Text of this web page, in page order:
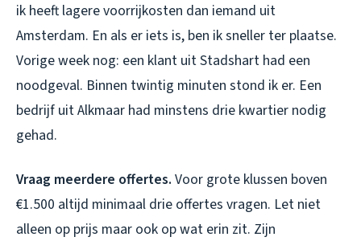
ik heeft lagere voorrijkosten dan iemand uit
Amsterdam. En als er iets is, ben ik sneller ter plaatse.
Vorige week nog: een klant uit Stadshart had een
noodgeval. Binnen twintig minuten stond ik er. Een
bedrijf uit Alkmaar had minstens drie kwartier nodig
gehad.
Vraag meerdere offertes. Voor grote klussen boven
€1.500 altijd minimaal drie offertes vragen. Let niet
alleen op prijs maar ook op wat erin zit. Zijn